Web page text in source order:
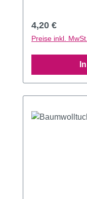
Regulärer
4,20 €
Preise inkl.